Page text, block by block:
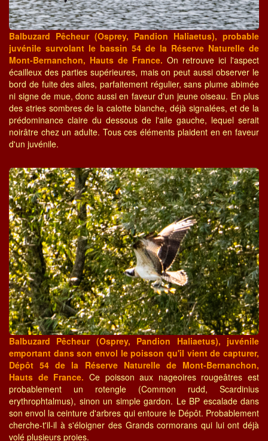
Balbuzard Pêcheur (Osprey, Pandion Haliaetus), probable
juvénile survolant le bassin 54 de la Réserve Naturelle de
Mont-Bernanchon, Hauts de France. On retrouve ici l'aspect
écailleux des parties supérieures, mais on peut aussi observer le
bord de fuite des ailes, parfaitement régulier, sans plume abimée
ni signe de mue, donc aussi en faveur d'un jeune oiseau. En plus
des stries sombres de la calotte blanche, déjà signalées, et de la
prédominance claire du dessous de l'aile gauche, lequel serait
noirâtre chez un adulte. Tous ces éléments plaident en en faveur
d'un juvénile.
Balbuzard Pêcheur (Osprey, Pandion Haliaetus), juvénile
emportant dans son envol le poisson qu'il vient de capturer,
Dépôt 54 de la Réserve Naturelle de Mont-Bernanchon,
Hauts de France. Ce poisson aux nageoires rougeâtres est
probablement un rotengle (Common rudd, Scardinius
erythrophtalmus), sinon un simple gardon. Le BP escalade dans
son envol la ceinture d'arbres qui entoure le Dépôt. Probablement
cherche-t'il-il à s'éloigner des Grands cormorans qui lui ont déjà
volé plusieurs proies.